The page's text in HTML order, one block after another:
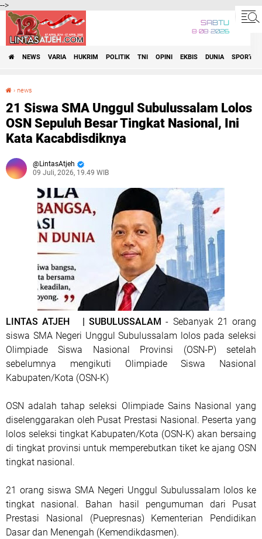
-->
SABTU
8•08•2026
NEWS VARIA HUKRIM POLITIK TNI OPINI EKBIS DUNIA SPORT
› news
21 Siswa SMA Unggul Subulussalam Lolos
OSN Sepuluh Besar Tingkat Nasional, Ini
Kata Kacabdisdiknya
LintasAtjeh
09 Juli, 2026, 19.49 WIB
LINTAS ATJEH | SUBULUSSALAM - Sebanyak 21 orang
siswa SMA Negeri Unggul Subulussalam lolos pada seleksi
Olimpiade Siswa Nasional Provinsi (OSN-P) setelah
sebelumnya mengikuti Olimpiade Siswa Nasional
Kabupaten/Kota (OSN-K)
OSN adalah tahap seleksi Olimpiade Sains Nasional yang
diselenggarakan oleh Pusat Prestasi Nasional. Peserta yang
lolos seleksi tingkat Kabupaten/Kota (OSN-K) akan bersaing
di tingkat provinsi untuk memperebutkan tiket ke ajang OSN
tingkat nasional.
21 orang siswa SMA Negeri Unggul Subulussalam lolos ke
tingkat nasional. Bahan hasil pengumuman dari Pusat
Prestasi Nasional (Puepresnas) Kementerian Pendidikan
Dasar dan Menengah (Kemendikdasmen).